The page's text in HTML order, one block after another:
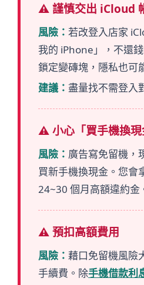
⚠️ 謹慎交出 iCloud
風險： 若改登入店家
我的 iPhone」，不還
鎖定變磚塊，隱私也可
建議： 盡量找不需登入
⚠️ 小心「買手機換現
風險： 廣告寫免留機，
買新手機換現金。您會
24~30 個月高額違約金
⚠️ 預扣高額費用
風險： 藉口免留機風險
手續費。除手機借款利